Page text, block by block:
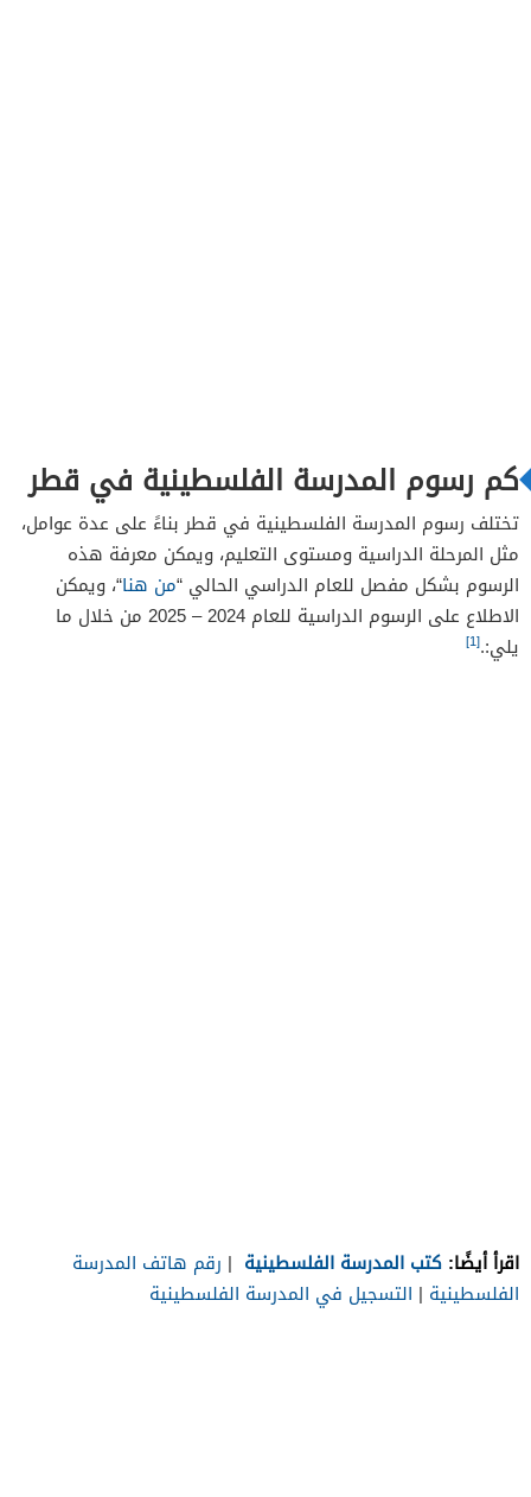
كم رسوم المدرسة الفلسطينية في قطر
تختلف رسوم المدرسة الفلسطينية في قطر بناءً على عدة عوامل،
مثل المرحلة الدراسية ومستوى التعليم، ويمكن معرفة هذه
الرسوم بشكل مفصل للعام الدراسي الحالي “من هنا“، ويمكن
الاطلاع على الرسوم الدراسية للعام 2024 – 2025 من خلال ما
يلي:.[1]
اقرأ أيضًا: كتب المدرسة الفلسطينية | رقم هاتف المدرسة
الفلسطينية | التسجيل في المدرسة الفلسطينية